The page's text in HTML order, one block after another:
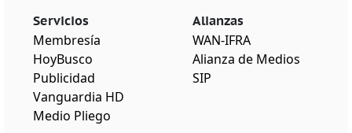
Servicios
Membresía
HoyBusco
Publicidad
Vanguardia HD
Medio Pliego
Alianzas
WAN-IFRA
Alianza de Medios
SIP